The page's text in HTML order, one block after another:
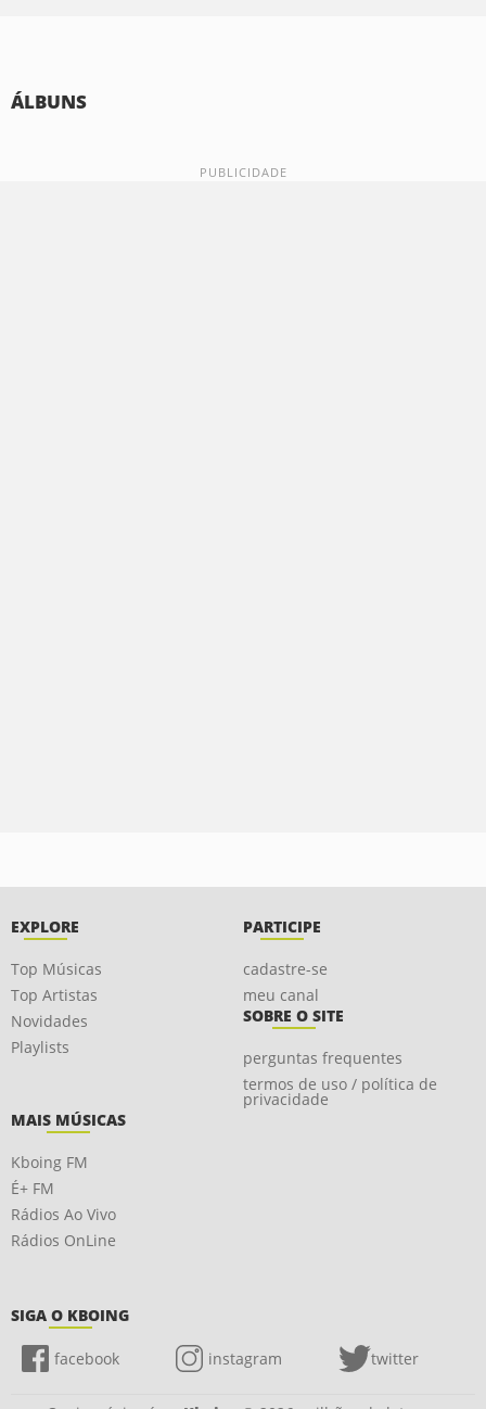
ÁLBUNS
EXPLORE
Top Músicas
Top Artistas
Novidades
Playlists
PARTICIPE
cadastre-se
meu canal
SOBRE O SITE
perguntas frequentes
termos de uso / política de
privacidade
MAIS MÚSICAS
Kboing FM
É+ FM
Rádios Ao Vivo
Rádios OnLine
SIGA O KBOING
facebook instagram twitter